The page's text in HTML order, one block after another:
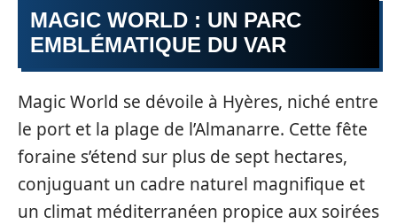
MAGIC WORLD : UN PARC
EMBLÉMATIQUE DU VAR
Magic World se dévoile à Hyères, niché entre
le port et la plage de l’Almanarre. Cette fête
foraine s’étend sur plus de sept hectares,
conjuguant un cadre naturel magnifique et
un climat méditerranéen propice aux soirées